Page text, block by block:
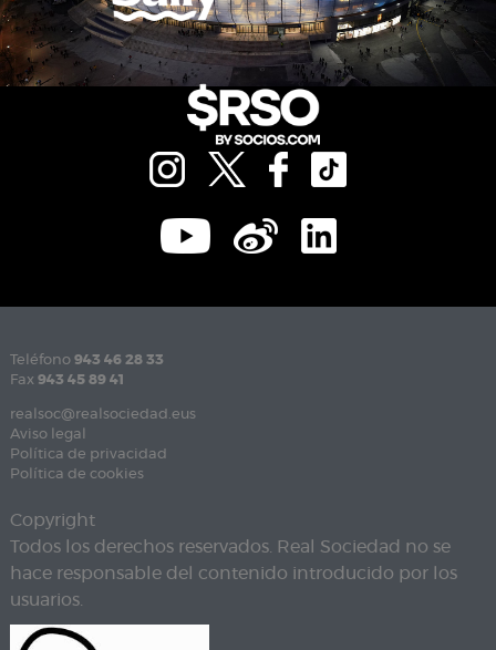
Teléfono 943 46 28 33
Fax 943 45 89 41
realsoc@realsociedad.eus
Aviso legal
Política de privacidad
Política de cookies
Copyright
Todos los derechos reservados. Real Sociedad no se
hace responsable del contenido introducido por los
usuarios.